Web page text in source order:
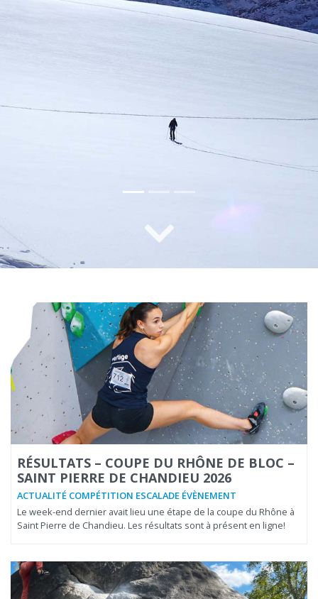
RÉSULTATS – COUPE DU RHÔNE DE BLOC –
SAINT PIERRE DE CHANDIEU 2026
ACTUALITÉ COMPÉTITION ESCALADE ÉVÈNEMENT
Le week-end dernier avait lieu une étape de la coupe du Rhône à
Saint Pierre de Chandieu. Les résultats sont à présent en ligne!